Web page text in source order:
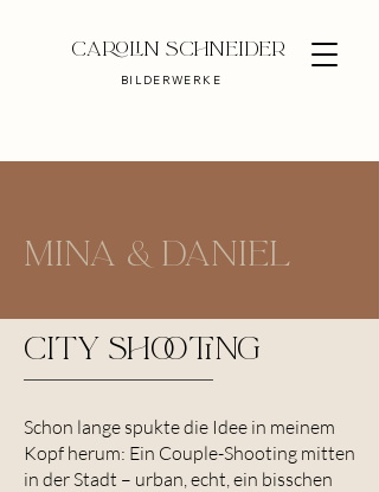
Carolin Schneider
BILDERWERKE
Mina & Daniel
CITY SHOOTING
Schon lange spukte die Idee in meinem
Kopf herum: Ein Couple-Shooting mitten
in der Stadt – urban, echt, ein bisschen